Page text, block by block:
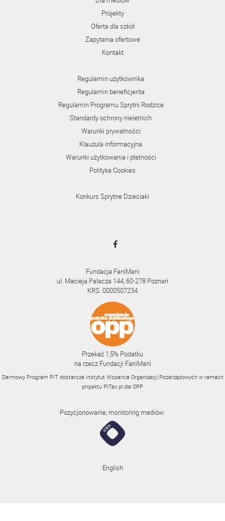
Projekty
Oferta dla szkół
Zapytania ofertowe
Kontakt
Regulamin użytkownika
Regulamin beneficjenta
Regulamin Programu Sprytni Rodzice
Standardy ochrony nieletnich
Warunki prywatności
Klauzula informacyjna
Warunki użytkowania i płatności
Polityka Cookies
Konkurs Sprytne Dzieciaki
Fundacja FaniMani
ul. Macieja Palacza 144, 60-278 Poznań
KRS: 0000507234
Przekaż 1,5% Podatku
na rzecz Fundacji FaniMani
Darmowy Program PIT dostarcza Instytut Wsparcia Organizacji Pozarządowych w ramach
projektu PITax.pl dla OPP
Pozycjonowanie, monitoring mediów:
English